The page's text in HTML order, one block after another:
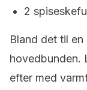
2
Bland det til
hovedbunden.
efter med